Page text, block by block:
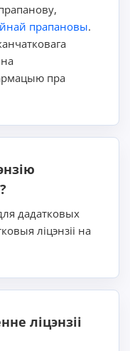
прапановы.
пра
дадатковых
ліцэнзіі на
ліцэнзіі